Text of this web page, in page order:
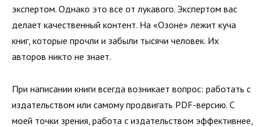
экспертом. Однако это все от лукавого. Экспертом вас
делает качественный контент. На «Озоне» лежит куча
книг, которые прочли и забыли тысячи человек. Их
авторов никто не знает.
При написании книги всегда возникает вопрос: работать с
из­дательством или самому продвигать PDF-версию. С
моей точки зрения, работа с издательством эффективнее,